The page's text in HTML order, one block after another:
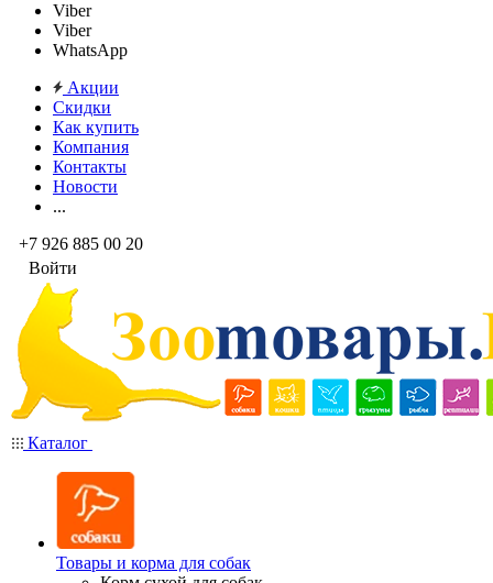
Viber
Viber
WhatsApp
Акции
Скидки
Как купить
Компания
Контакты
Новости
...
+7 926 885 00 20
Войти
Каталог
Товары и корма для собак